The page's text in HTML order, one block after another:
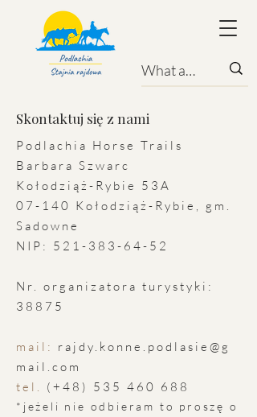
Skontaktuj się z nami
Podlachia Horse Trails
Barbara Szwarc
Kołodziąż-Rybie 53A
07-140 Kołodziąż-Rybie, gm.
Sadowne
NIP: 521-383-64-52
Nr. organizatora turystyki:
38875
mail: rajdy.konne.podlasie@g
mail.com
tel. (+48) 535 460 688
*jeżeli nie odbieram to proszę o